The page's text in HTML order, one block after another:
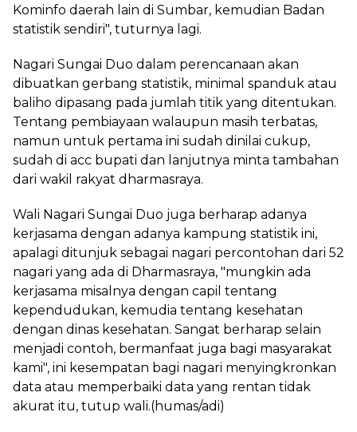
Kominfo daerah lain di Sumbar, kemudian Badan
statistik sendiri", tuturnya lagi.
Nagari Sungai Duo dalam perencanaan akan
dibuatkan gerbang statistik, minimal spanduk atau
baliho dipasang pada jumlah titik yang ditentukan.
Tentang pembiayaan walaupun masih terbatas,
namun untuk pertama ini sudah dinilai cukup,
sudah di acc bupati dan lanjutnya minta tambahan
dari wakil rakyat dharmasraya.
Wali Nagari Sungai Duo juga berharap adanya
kerjasama dengan adanya kampung statistik ini,
apalagi ditunjuk sebagai nagari percontohan dari 52
nagari yang ada di Dharmasraya, "mungkin ada
kerjasama misalnya dengan capil tentang
kependudukan, kemudia tentang kesehatan
dengan dinas kesehatan. Sangat berharap selain
menjadi contoh, bermanfaat juga bagi masyarakat
kami", ini kesempatan bagi nagari menyingkronkan
data atau memperbaiki data yang rentan tidak
akurat itu, tutup wali.(humas/adi)